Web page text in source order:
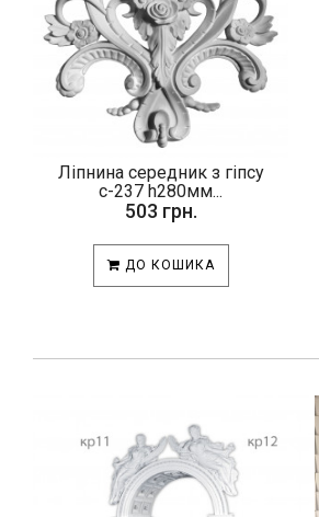
Ліпнина середник з гіпсу
с-237 h280мм...
503 грн.
ДО КОШИКА